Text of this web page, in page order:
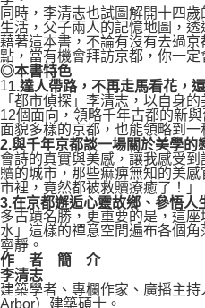
同時，李清志也試圖解開十四
生活，父子兩人的記憶地圖，
藉著這本書，不論有沒有去過
點，當有機會拜訪京都，你一定
◎本書特色
11.達人帶路，不再走馬看花，
「都市偵探」李清志，以自身
12個面向，領略千年古都的新
面貌多樣的京都，也能領略到一
2.與千年京都談一場關於美學的
會詩的真實與美感，讓我感受
贖的城市，那些痲痹無知的美
市裡，竟然都被救贖療癒了！」
3.在京都邂逅心靈故鄉、參悟人
多古蹟名勝，更重要的是，這
水」這樣的禪意空間遍布各個
寧靜。
作 者 簡 介
李清志
建築學者、專欄作家、廣播主
Arbor）建築碩士。